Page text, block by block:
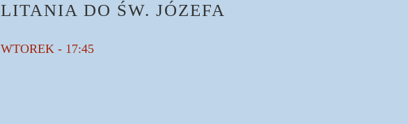
LITANIA DO ŚW. JÓZEFA
WTOREK - 17:45